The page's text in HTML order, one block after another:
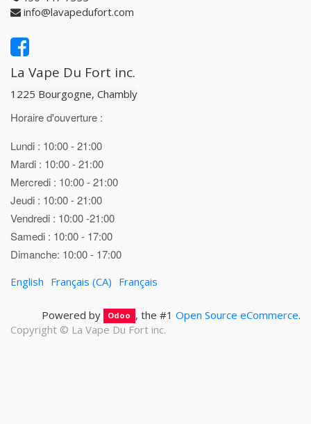
info@lavapedufort.com
La Vape Du Fort inc.
1225 Bourgogne, Chambly
Horaire d'ouverture :
Lundi : 10:00 - 21:00
Mardi : 10:00 - 21:00
Mercredi : 10:00 - 21:00
Jeudi : 10:00 - 21:00
Vendredi : 10:00 -21:00
Samedi : 10:00 - 17:00
Dimanche: 10:00 - 17:00
English Français (CA) Français
Powered by Odoo , the #1 Open Source eCommerce.
Copyright © La Vape Du Fort inc.